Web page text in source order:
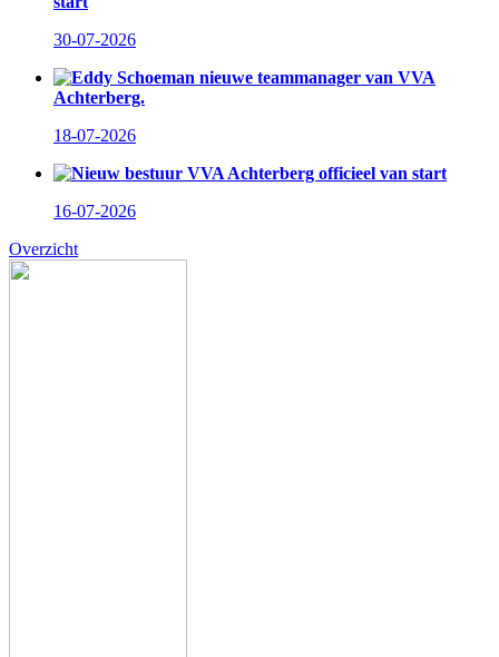
30-07-2026
Eddy Schoeman nieuwe teammanager van VVA
Achterberg.
18-07-2026
Nieuw bestuur VVA Achterberg officieel van start
16-07-2026
Overzicht